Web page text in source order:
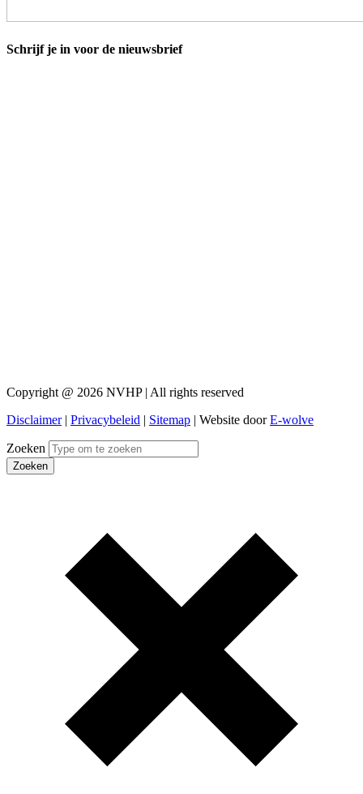
Schrijf je in voor de nieuwsbrief
Copyright @ 2026 NVHP | All rights reserved
Disclaimer| Privacybeleid | Sitemap | Website doorE-wolve
Zoeken
Zoeken